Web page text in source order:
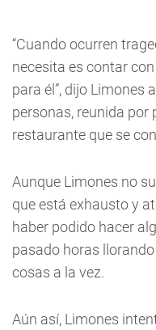
“Cuando ocurren
necesita es contar
para él”, dijo Limones
personas, reunida por
restaurante que se
Aunque Limones no
que está exhausto y
haber podido hacer
pasado horas
cosas a la vez.
Aún así, Limones